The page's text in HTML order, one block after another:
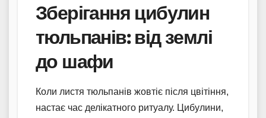
Зберігання цибулин
тюльпанів: від землі
до шафи
Коли листя тюльпанів жовтіє після цвітіння,
настає час делікатного ритуалу. Цибулини,